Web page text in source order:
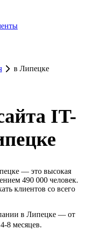
в Липецке
IT-
— это высокая
490 000 человек.
клиентов со всего
в Липецке — от
8 месяцев.